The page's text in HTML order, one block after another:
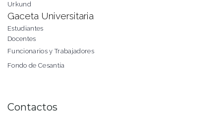
Urkund
Gaceta Universitaria
Estudiantes
Docentes
Funcionarios y Trabajadores
Fondo de Cesantía
Contactos